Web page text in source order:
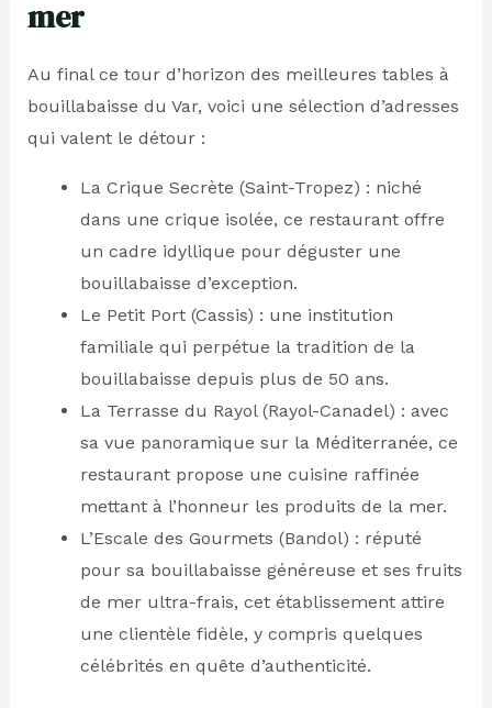
mer
Au final ce tour d’horizon des meilleures tables à
bouillabaisse du Var, voici une sélection d’adresses
qui valent le détour :
La Crique Secrète (Saint-Tropez) : niché
dans une crique isolée, ce restaurant offre
un cadre idyllique pour déguster une
bouillabaisse d’exception.
Le Petit Port (Cassis) : une institution
familiale qui perpétue la tradition de la
bouillabaisse depuis plus de 50 ans.
La Terrasse du Rayol (Rayol-Canadel) : avec
sa vue panoramique sur la Méditerranée, ce
restaurant propose une cuisine raffinée
mettant à l’honneur les produits de la mer.
L’Escale des Gourmets (Bandol) : réputé
pour sa bouillabaisse généreuse et ses fruits
de mer ultra-frais, cet établissement attire
une clientèle fidèle, y compris quelques
célébrités en quête d’authenticité.